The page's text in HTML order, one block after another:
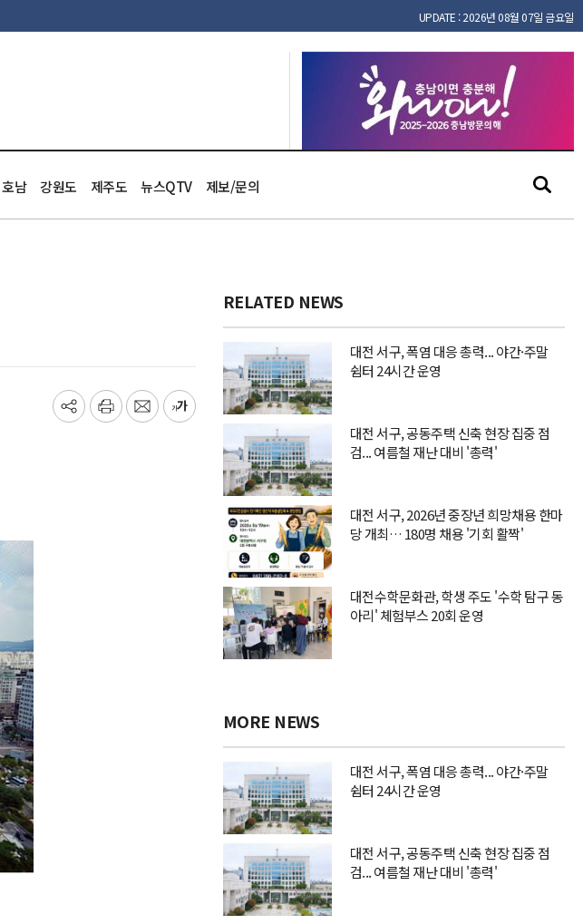
UPDATE : 2026년 08월 07일 금요일
호남 강원도 제주도 뉴스QTV 제보/문의
기
프
메
글
RELATED NEWS
대전 서구, 폭염 대응 총력... 야간·주말
쉼터 24시간 운영
대전 서구, 공동주택 신축 현장 집중 점
검... 여름철 재난 대비 '총력'
대전 서구, 2026년 중장년 희망채용 한마
당 개최… 180명 채용 '기회 활짝'
대전수학문화관, 학생 주도 '수학 탐구 동
아리' 체험부스 20회 운영
MORE NEWS
대전 서구, 폭염 대응 총력... 야간·주말
쉼터 24시간 운영
대전 서구, 공동주택 신축 현장 집중 점
검... 여름철 재난 대비 '총력'